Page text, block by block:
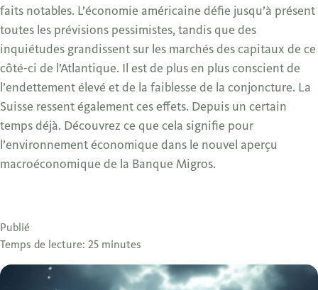
faits notables. L’économie américaine défie jusqu’à présent
toutes les prévisions pessimistes, tandis que des
inquiétudes grandissent sur les marchés des capitaux de ce
côté-ci de l’Atlantique. Il est de plus en plus conscient de
l’endettement élevé et de la faiblesse de la conjoncture. La
Suisse ressent également ces effets. Depuis un certain
temps déjà. Découvrez ce que cela signifie pour
l’environnement économique dans le nouvel aperçu
macroéconomique de la Banque Migros.
Publié
Temps de lecture: 25 minutes